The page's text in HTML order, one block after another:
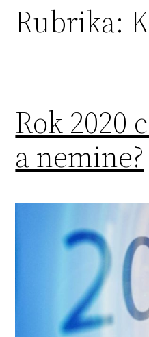
Rubrika:
Rok 2020
a nemine?